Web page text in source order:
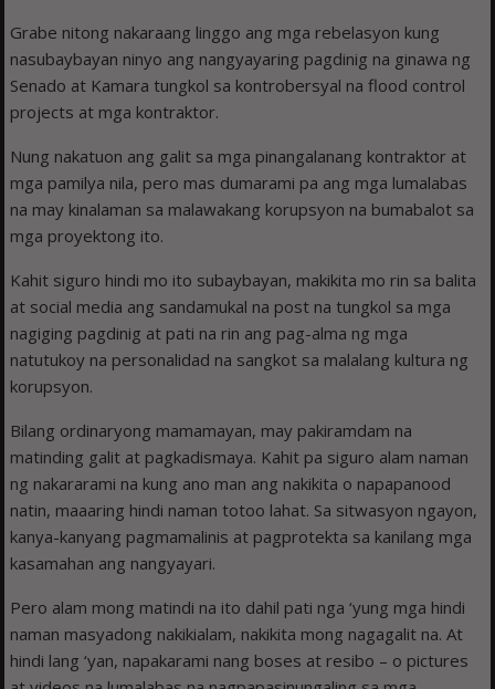
Grabe nitong nakaraang linggo ang mga rebelasyon kung
nasubaybayan ninyo ang nangyayaring pagdinig na ginawa ng
Senado at Kamara tungkol sa kontrobersyal na flood control
projects at mga kontraktor.
Nung nakatuon ang galit sa mga pinangalanang kontraktor at
mga pamilya nila, pero mas dumarami pa ang mga lumalabas
na may kinalaman sa malawakang korupsyon na bumabalot sa
mga proyektong ito.
Kahit siguro hindi mo ito subaybayan, makikita mo rin sa balita
at social media ang sandamukal na post na tungkol sa mga
nagiging pagdinig at pati na rin ang pag-alma ng mga
natutukoy na personalidad na sangkot sa malalang kultura ng
korupsyon.
Bilang ordinaryong mamamayan, may pakiramdam na
matinding galit at pagkadismaya. Kahit pa siguro alam naman
ng nakararami na kung ano man ang nakikita o napapanood
natin, maaaring hindi naman totoo lahat. Sa sitwasyon ngayon,
kanya-kanyang pagmamalinis at pagprotekta sa kanilang mga
kasamahan ang nangyayari.
Pero alam mong matindi na ito dahil pati nga ‘yung mga hindi
naman masyadong nakikialam, nakikita mong nagagalit na. At
hindi lang ‘yan, napakarami nang boses at resibo – o pictures